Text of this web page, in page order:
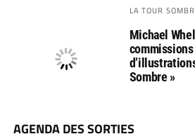
LA TOUR
Michael
Sombre »
AGENDA DES SORTIES